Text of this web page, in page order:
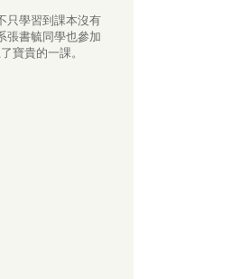
只學習到課本沒有
張書毓同學也參加
寶貴的一課。